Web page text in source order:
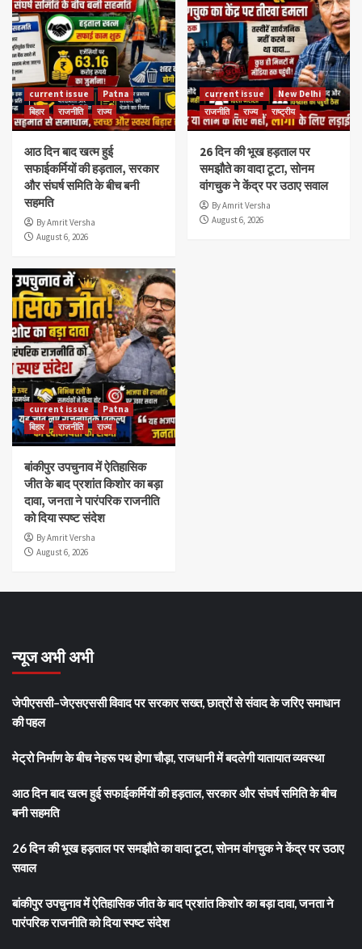
current issue
Patna
बिहार
राजनीति राज्य
आठ दिन बाद खत्म हुई
सफाईकर्मियों की हड़ताल, सरकार
और संघर्ष समिति के बीच बनी
सहमति
By Amrit Versha
August 6, 2026
current issue
New Delhi
राजनीति
राज्य राष्ट्रीय
26 दिन की भूख हड़ताल पर
समझौते का वादा टूटा, सोनम
वांगचुक ने केंद्र पर उठाए सवाल
By Amrit Versha
August 6, 2026
current issue
Patna
बिहार
राजनीति राज्य
बांकीपुर उपचुनाव में ऐतिहासिक
जीत के बाद प्रशांत किशोर का बड़ा
दावा, जनता ने पारंपरिक राजनीति
को दिया स्पष्ट संदेश
By Amrit Versha
August 6, 2026
न्यूज अभी अभी
जेपीएससी–जेएसएससी विवाद पर सरकार सख्त, छात्रों से संवाद के जरिए समाधान
की पहल
मेट्रो निर्माण के बीच नेहरू पथ होगा चौड़ा, राजधानी में बदलेगी यातायात व्यवस्था
आठ दिन बाद खत्म हुई सफाईकर्मियों की हड़ताल, सरकार और संघर्ष समिति के बीच
बनी सहमति
26 दिन की भूख हड़ताल पर समझौते का वादा टूटा, सोनम वांगचुक ने केंद्र पर उठाए
सवाल
बांकीपुर उपचुनाव में ऐतिहासिक जीत के बाद प्रशांत किशोर का बड़ा दावा, जनता ने
पारंपरिक राजनीति को दिया स्पष्ट संदेश